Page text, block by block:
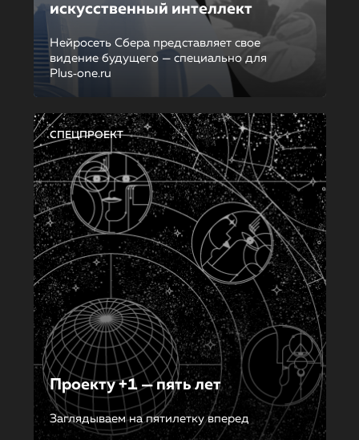
искусственный интеллект
Нейросеть Сбера представляет свое
видение будущего — специально для
Plus‑one.ru
СПЕЦПРОЕКТ
Проекту +1 — пять лет
Заглядываем на пятилетку вперед